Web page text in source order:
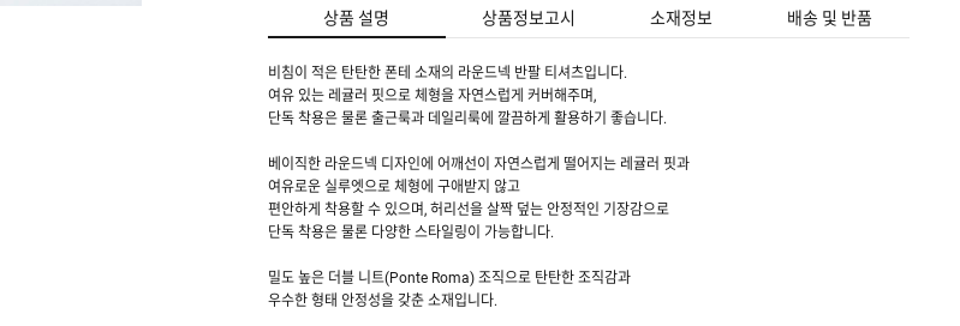
상품 설명 상품정보고시 소재정보 배송 및 반품
비침이 적은 탄탄한 폰테 소재의 라운드넥 반팔 티셔츠입니다.
여유 있는 레귤러 핏으로 체형을 자연스럽게 커버해주며,
단독 착용은 물론 출근룩과 데일리룩에 깔끔하게 활용하기 좋습니다.
베이직한 라운드넥 디자인에 어깨선이 자연스럽게 떨어지는 레귤러 핏과
여유로운 실루엣으로 체형에 구애받지 않고
편안하게 착용할 수 있으며, 허리선을 살짝 덮는 안정적인 기장감으로
단독 착용은 물론 다양한 스타일링이 가능합니다.
밀도 높은 더블 니트(Ponte Roma) 조직으로 탄탄한 조직감과
우수한 형태 안정성을 갖춘 소재입니다.